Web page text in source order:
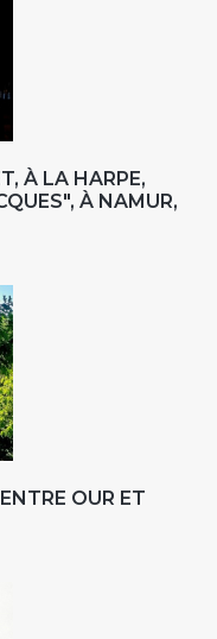
À LA HARPE,
À NAMUR,
OUR ET